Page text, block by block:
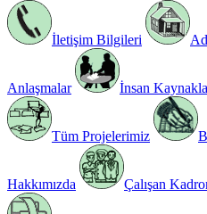
İletişim Bilgileri
Anlaşmalar İnsan
Tüm Projelerimiz
Hakkımızda Çalışan